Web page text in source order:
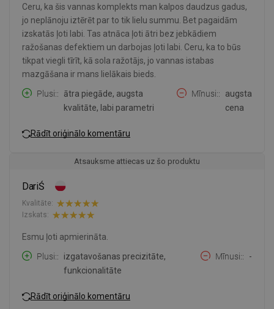
Ceru, ka šis vannas komplekts man kalpos daudzus gadus,
jo neplānoju iztērēt par to tik lielu summu. Bet pagaidām
izskatās ļoti labi. Tas atnāca ļoti ātri bez jebkādiem
ražošanas defektiem un darbojas ļoti labi. Ceru, ka to būs
tikpat viegli tīrīt, kā sola ražotājs, jo vannas istabas
mazgāšana ir mans lielākais bieds.
Plusi:
ātra piegāde, augsta
kvalitāte, labi parametri
Mīnusi:
augsta
cena
Rādīt oriģinālo komentāru
Atsauksme attiecas uz šo produktu
DariŚ
Kvalitāte:
Izskats:
Esmu ļoti apmierināta.
Plusi:
izgatavošanas precizitāte,
funkcionalitāte
Mīnusi: -
Rādīt oriģinālo komentāru